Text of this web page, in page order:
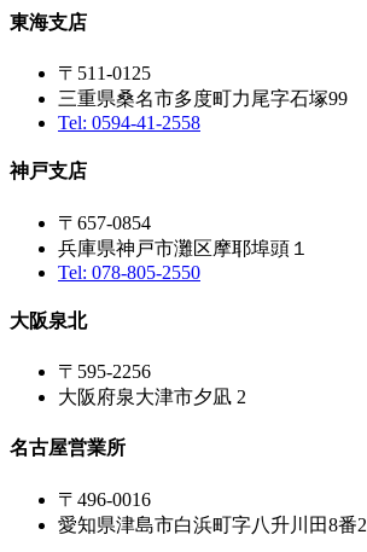
東海支店
〒511-0125
三重県桑名市多度町力尾字石塚99
Tel: 0594-41-2558
神戸支店
〒657-0854
兵庫県神戸市灘区摩耶埠頭１
Tel: 078-805-2550
大阪泉北
〒595-2256
大阪府泉大津市夕凪 2
名古屋営業所
〒496-0016
愛知県津島市白浜町字八升川田8番2